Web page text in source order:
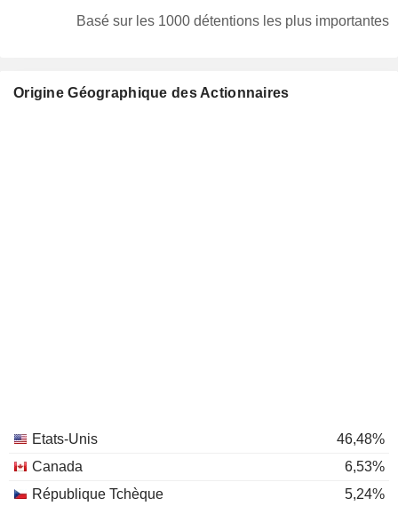
Basé sur les 1000 détentions les plus importantes
Origine Géographique des Actionnaires
Etats-Unis
46,48%
Canada
6,53%
République Tchèque
5,24%